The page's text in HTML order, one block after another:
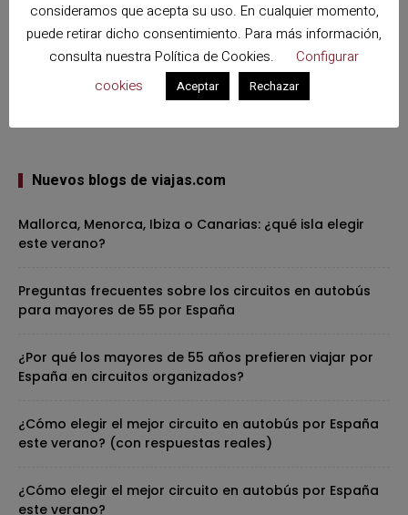
Nuevos blogs de viajas.com
Mallorca, Menorca, Ibiza o Canarias: ¿qué isla elegir
este verano?
Preguntas frecuentes sobre los circuitos en autobús
para mayores de 55 por España
¿Por qué los mayores de 55 años prefieren viajar por
España en circuitos organizados?
¿Cómo elegir el mejor circuito en autobús por España
este verano? (con respuestas reales)
¿Cómo elegir el mejor circuito en autobús por España
este verano?
consideramos que acepta su uso. En cualquier momento,
puede retirar dicho consentimiento. Para más información,
consulta nuestra Política de Cookies.
Configurar
cookies
Aceptar Rechazar